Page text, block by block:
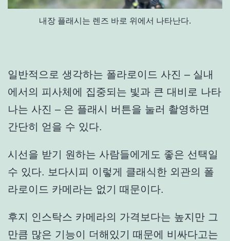
내장 플래시는 렌즈 바로 위에서 나타난다.
일반적으로 생각하는 폴라로이드 사진 – 실내
에서의 피사체에 집중되는 빛과 큰 대비로 나타
나는 사진 – 은 플래시 버튼을 눌러 촬영하면
간단히 얻을 수 있다.
시선을 받기 원하는 사람들에게도 좋은 선택일
수 있다. 보다시피 이렇게 클래식한 외관의 폴
라로이드 카메라는 없기 때문이다.
후지 인스탁스 카메라의 가격보다는 높지만 그
만큼 많은 기능이 더해있기 때문에 비싸다고는